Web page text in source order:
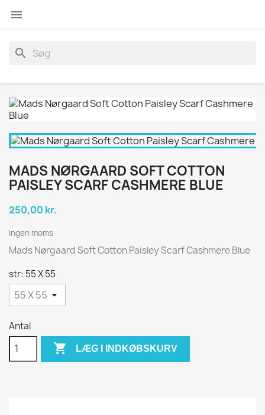

search
MADS NØRGAARD SOFT COTTON
PAISLEY SCARF CASHMERE BLUE
250,00 kr.
Ingen moms
Mads Nørgaard Soft Cotton Paisley Scarf Cashmere Blue
str: 55 X 55
Antal
 LÆG I INDKØBSKURV